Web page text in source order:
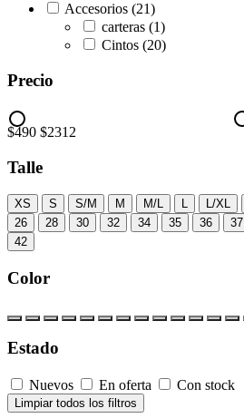
Accesorios (21)
carteras (1)
Cintos (20)
Precio
$490 $2312
Talle
XS S S/M M M/L L L/XL
26
28 30 32 34 35 36 37
42
Color
Estado
Nuevos En oferta Con stock
Limpiar todos los filtros